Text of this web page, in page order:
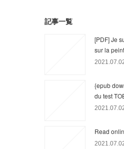
記事一覧
[PDF] Je
sur la
{epub
du test
Read